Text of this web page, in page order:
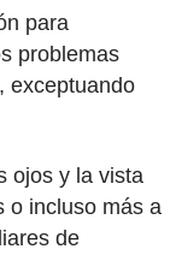
para
problemas
exceptuando
ojos y la vista
o incluso más a
de